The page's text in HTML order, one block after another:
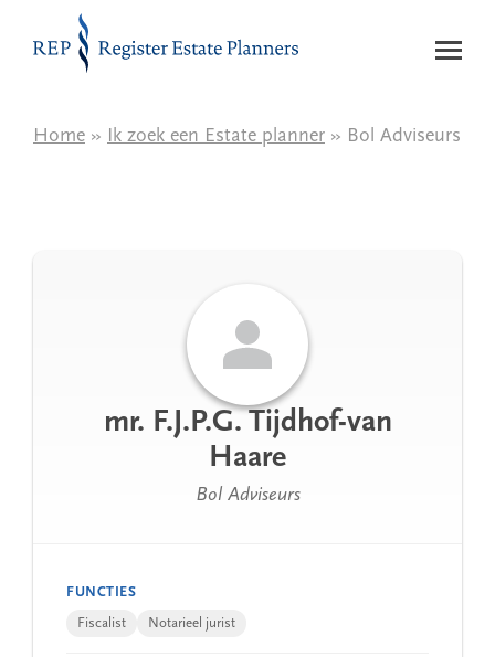
Naar de inhoud
Home » Ik zoek een Estate planner » Bol Adviseurs
mr. F.J.P.G. Tijdhof-van
Haare
Bol Adviseurs
FUNCTIES
Fiscalist Notarieel jurist